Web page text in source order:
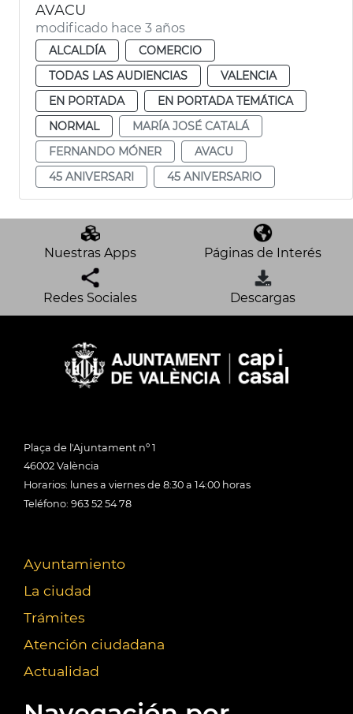
AVACU
modificado hace 3 años
ALCALDÍA
COMERCIO
TODAS LAS AUDIENCIAS
VALENCIA
EN PORTADA
EN PORTADA TEMÁTICA
NORMAL
MARÍA JOSÉ CATALÁ
FERNANDO MÓNER
AVACU
45 ANIVERSARI
45 ANIVERSARIO
Nuestras Apps Páginas de Interés
Redes Sociales Descargas
Plaça de l'Ajuntament nº 1
46002 València
Horarios: lunes a viernes de 8:30 a 14:00 horas
Teléfono: 963 52 54 78
Ayuntamiento
La ciudad
Trámites
Atención ciudadana
Actualidad